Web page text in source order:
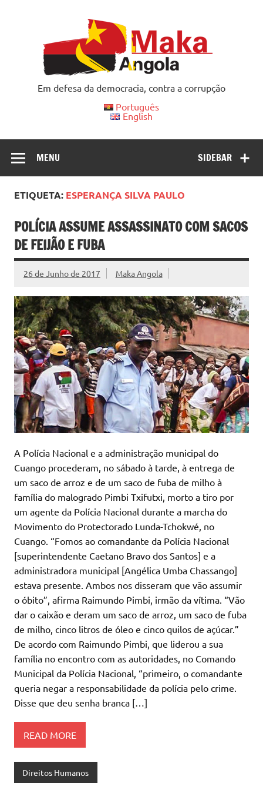
Em defesa da democracia, contra a corrupção
Português
English
SIDEBAR
MENU
ETIQUETA: ESPERANÇA SILVA PAULO
POLÍCIA ASSUME ASSASSINATO COM SACOS
DE FEIJÃO E FUBA
26 de Junho de 2017 Maka Angola
A Polícia Nacional e a administração municipal do
Cuango procederam, no sábado à tarde, à entrega de
um saco de arroz e de um saco de fuba de milho à
família do malogrado Pimbi Txifutxi, morto a tiro por
um agente da Polícia Nacional durante a marcha do
Movimento do Protectorado Lunda-Tchokwé, no
Cuango. “Fomos ao comandante da Polícia Nacional
[superintendente Caetano Bravo dos Santos] e a
administradora municipal [Angélica Umba Chassango]
estava presente. Ambos nos disseram que vão assumir
o óbito”, afirma Raimundo Pimbi, irmão da vítima. “Vão
dar o caixão e deram um saco de arroz, um saco de fuba
de milho, cinco litros de óleo e cinco quilos de açúcar.”
De acordo com Raimundo Pimbi, que liderou a sua
família no encontro com as autoridades, no Comando
Municipal da Polícia Nacional, “primeiro, o comandante
queria negar a responsabilidade da polícia pelo crime.
Disse que deu senha branca […]
READ MORE
Direitos Humanos